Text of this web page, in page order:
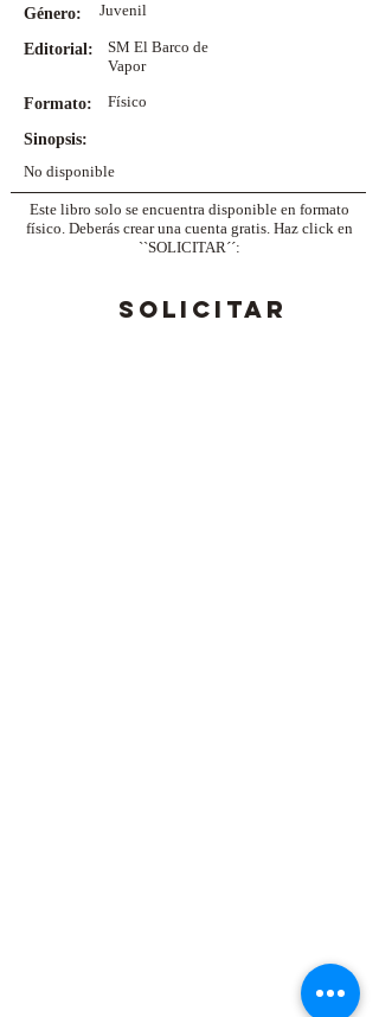
Género: Juvenil
SM El Barco de
Vapor
Editorial:
Formato: Físico
Sinopsis:
No disponible
Este libro solo se encuentra disponible en formato
físico. Deberás crear una cuenta gratis. Haz click en
``SOLICITAR´´:
SOLICITAR